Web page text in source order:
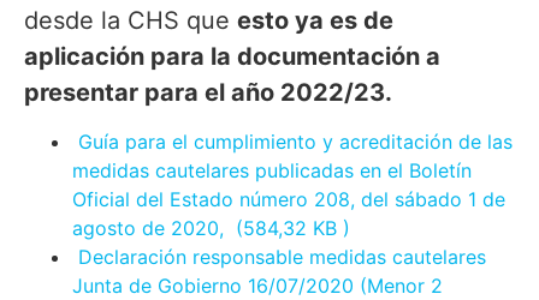
desde la CHS que esto ya es de
aplicación para la documentación a
presentar para el año 2022/23.
Guía para el cumplimiento y acreditación de las
medidas cautelares publicadas en el Boletín
Oficial del Estado número 208, del sábado 1 de
agosto de 2020, (584,32 KB )
Declaración responsable medidas cautelares
Junta de Gobierno 16/07/2020 (Menor 2